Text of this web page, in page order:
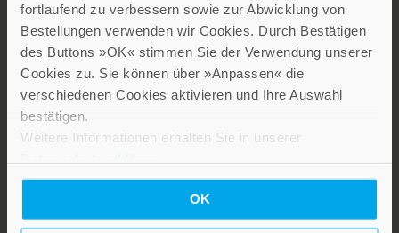
fortlaufend zu verbessern sowie zur Abwicklung von
Bestellungen verwenden wir Cookies. Durch Bestätigen
des Buttons »OK« stimmen Sie der Verwendung unserer
Cookies zu. Sie können über »Anpassen« die
verschiedenen Cookies aktivieren und Ihre Auswahl
bestätigen.
Weitere Informationen erhalten Sie in unserer
OK
LEBE GUT MAGAZIN
KUNDENINFO